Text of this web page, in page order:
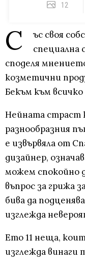
12
С
ъс своя
специална
споделя
козметични
Бекъм към всичко
Нейната страст
разнообразния
е извървяла от
дизайнер,
можем спокойно
въпрос за грижа
бива да
изглежда
Ето 11 неща,
изглежда винаги